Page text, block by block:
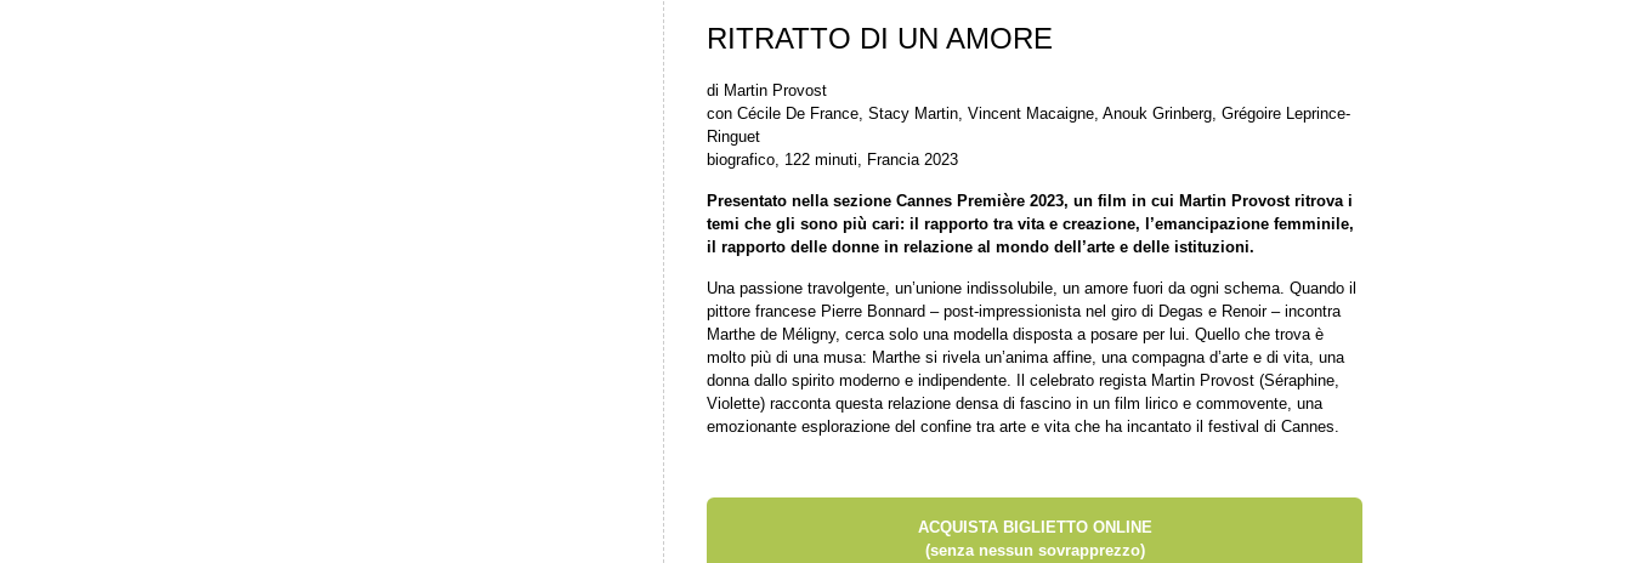
RITRATTO DI UN AMORE
di Martin Provost
con Cécile De France, Stacy Martin, Vincent Macaigne, Anouk Grinberg, Grégoire Leprince-
Ringuet
biografico, 122 minuti, Francia 2023
Presentato nella sezione Cannes Première 2023, un film in cui Martin Provost ritrova i
temi che gli sono più cari: il rapporto tra vita e creazione, l’emancipazione femminile,
il rapporto delle donne in relazione al mondo dell’arte e delle istituzioni.
Una passione travolgente, un’unione indissolubile, un amore fuori da ogni schema. Quando il
pittore francese Pierre Bonnard – post-impressionista nel giro di Degas e Renoir – incontra
Marthe de Méligny, cerca solo una modella disposta a posare per lui. Quello che trova è
molto più di una musa: Marthe si rivela un’anima affine, una compagna d’arte e di vita, una
donna dallo spirito moderno e indipendente. Il celebrato regista Martin Provost (Séraphine,
Violette) racconta questa relazione densa di fascino in un film lirico e commovente, una
emozionante esplorazione del confine tra arte e vita che ha incantato il festival di Cannes.
ACQUISTA BIGLIETTO ONLINE
(senza nessun sovrapprezzo)